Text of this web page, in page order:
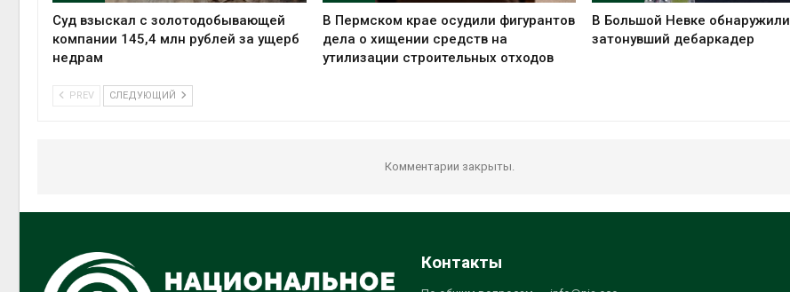
Суд взыскал с золотодобывающей
компании 145,4 млн рублей за ущерб
недрам
В Пермском крае осудили фигурантов
дела о хищении средств на
утилизации строительных отходов
В Большой Невке обнаружили
затонувший дебаркадер
PREV СЛЕДУЮЩИЙ
Комментарии закрыты.
Контакты